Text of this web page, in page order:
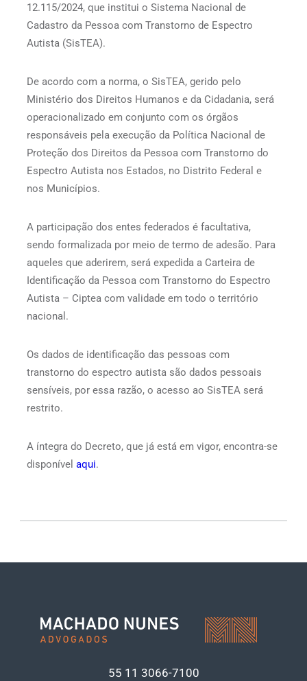
12.115/2024, que institui o Sistema Nacional de
Cadastro da Pessoa com Transtorno de Espectro
Autista (SisTEA).
De acordo com a norma, o SisTEA, gerido pelo
Ministério dos Direitos Humanos e da Cidadania, será
operacionalizado em conjunto com os órgãos
responsáveis pela execução da Política Nacional de
Proteção dos Direitos da Pessoa com Transtorno do
Espectro Autista nos Estados, no Distrito Federal e
nos Municípios.
A participação dos entes federados é facultativa,
sendo formalizada por meio de termo de adesão. Para
aqueles que aderirem, será expedida a Carteira de
Identificação da Pessoa com Transtorno do Espectro
Autista – Ciptea com validade em todo o território
nacional.
Os dados de identificação das pessoas com
transtorno do espectro autista são dados pessoais
sensíveis, por essa razão, o acesso ao SisTEA será
restrito.
A íntegra do Decreto, que já está em vigor, encontra-se
disponívelaqui.
55 11 3066-7100